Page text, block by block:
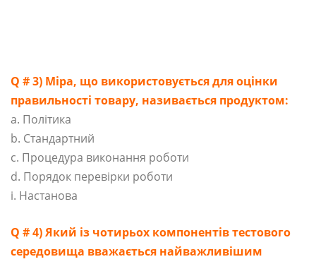
Q # 3) Міра, що використовується для оцінки
правильності товару, називається продуктом:
a. Політика
b. Стандартний
c. Процедура виконання роботи
d. Порядок перевірки роботи
і. Настанова
Q # 4) Який із чотирьох компонентів тестового
середовища вважається найважливішим